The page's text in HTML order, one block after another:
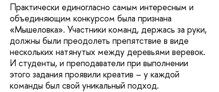
Практически единогласно самым интересным и
объединяющим конкурсом была признана
«Мышеловка». Участники команд, держась за руки,
должны были преодолеть препятствие в виде
нескольких натянутых между деревьями веревок.
И студенты, и преподаватели при выполнении
этого задания проявили креатив – у каждой
команды был свой уникальный подход.